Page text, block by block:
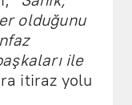
olduğunu
ile
itiraz yolu